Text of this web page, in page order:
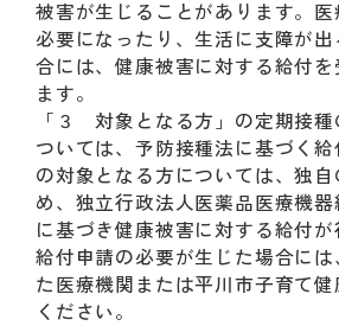
被害が生じることがあります。
必要になったり、生活に支障が
合には、健康被害に対する給付
ます。
「３ 対象となる方」の定期接
ついては、予防接種法に基づく
の対象となる方については、独
め、独立行政法人医薬品医療機
に基づき健康被害に対する給付が
給付申請の必要が生じた場合に
た医療機関または平川市子育て
ください。